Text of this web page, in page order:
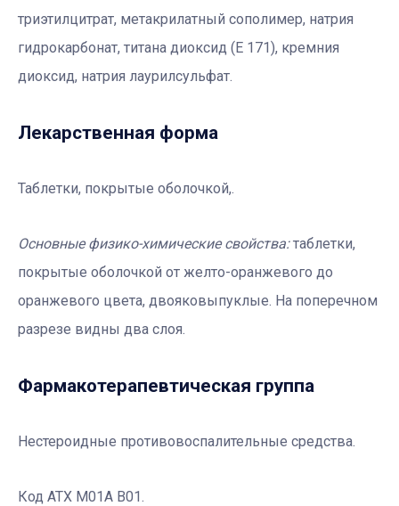
триэтилцитрат, метакрилатный сополимер, натрия
гидрокарбонат, титана диоксид (Е 171), кремния
диоксид, натрия лаурилсульфат.
Лекарственная форма
Таблетки, покрытые оболочкой,.
Основные физико-химические свойства:таблетки,
покрытые оболочкой от желто-оранжевого до
оранжевого цвета, двояковыпуклые. На поперечном
разрезе видны два слоя.
Фармакотерапевтичеcкая группа
Нестероидные противовоспалительные средства.
Код АТХ М01А В01.